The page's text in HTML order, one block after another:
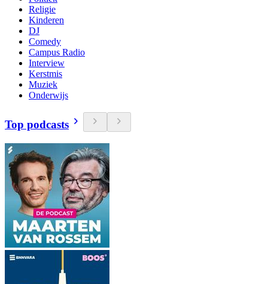
Religie
Kinderen
DJ
Comedy
Campus Radio
Interview
Kerstmis
Muziek
Onderwijs
Top podcasts